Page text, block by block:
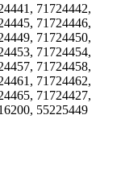
71724442,
71724446,
71724450,
71724454,
71724458,
71724462,
71724427,
55225449